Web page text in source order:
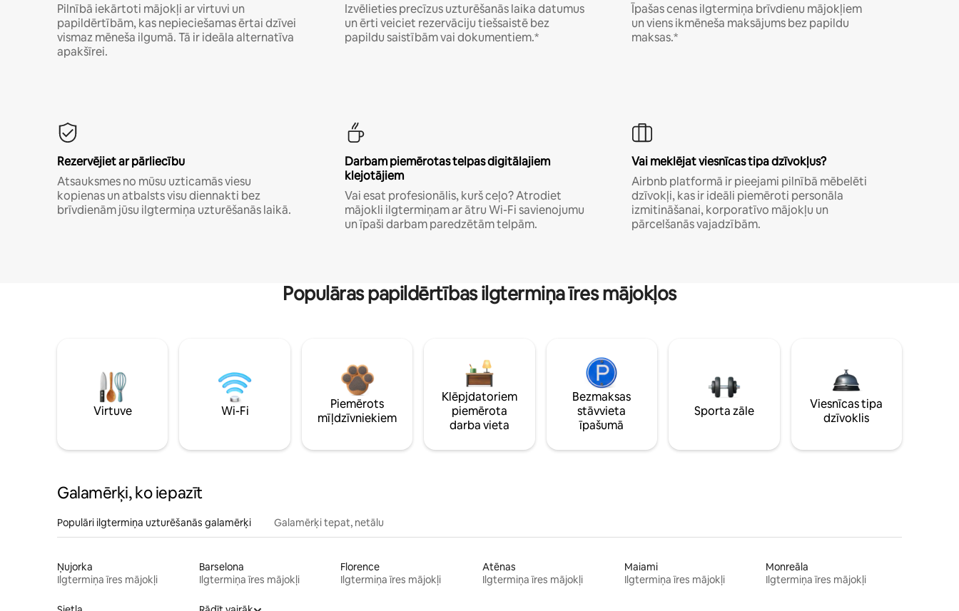
Pilnībā iekārtoti mājokļi ar virtuvi un
papildērtībām, kas nepieciešamas ērtai dzīvei
vismaz mēneša ilgumā. Tā ir ideāla alternatīva
apakšīrei.
Izvēlieties precīzus uzturēšanās laika datumus
un ērti veiciet rezervāciju tiešsaistē bez
papildu saistībām vai dokumentiem.*
Īpašas cenas ilgtermiņa brīvdienu mājokļiem
un viens ikmēneša maksājums bez papildu
maksas.*
Rezervējiet ar pārliecību
Atsauksmes no mūsu uzticamās viesu
kopienas un atbalsts visu diennakti bez
brīvdienām jūsu ilgtermiņa uzturēšanās laikā.
Darbam piemērotas telpas digitālajiem
klejotājiem
Vai esat profesionālis, kurš ceļo? Atrodiet
mājokli ilgtermiņam ar ātru Wi-Fi savienojumu
un īpaši darbam paredzētām telpām.
Vai meklējat viesnīcas tipa dzīvokļus?
Airbnb platformā ir pieejami pilnībā mēbelēti
dzīvokļi, kas ir ideāli piemēroti personāla
izmitināšanai, korporatīvo mājokļu un
pārcelšanās vajadzībām.
Populāras papildērtības ilgtermiņa īres mājokļos
Virtuve Wi-Fi
Piemērots
mīļdzīvniekiem
Klēpjdatoriem
piemērota
darba vieta
Bezmaksas
stāvvieta
īpašumā
Sporta zāle
Viesnīcas tipa
dzīvoklis
Galamērķi, ko iepazīt
Populāri ilgtermiņa uzturēšanās galamērķi Galamērķi tepat, netālu
Ņujorka
Ilgtermiņa īres mājokļi
Barselona
Ilgtermiņa īres mājokļi
Florence
Ilgtermiņa īres mājokļi
Atēnas
Ilgtermiņa īres mājokļi
Maiami
Ilgtermiņa īres mājokļi
Monreāla
Ilgtermiņa īres mājokļi